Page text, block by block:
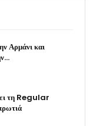
Αρμάνι και
τη Regular